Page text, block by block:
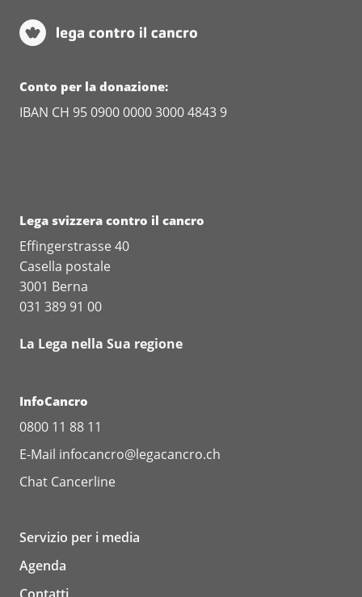
Conto per la donazione:
IBAN CH 95 0900 0000 3000 4843 9
Lega svizzera contro il cancro
Effingerstrasse 40
Casella postale
3001 Berna
031 389 91 00
La Lega nella Sua regione
InfoCancro
0800 11 88 11
E-Mail infocancro@legacancro.ch
Chat Cancerline
Servizio per i media
Agenda